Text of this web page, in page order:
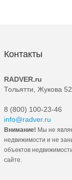
Контакты
RADVER.ru
Тольятти, Жукова 52
8 (800) 100-23-46
info@radver.ru
Внимание! Мы не
недвижимости и не
объектов
сайте.